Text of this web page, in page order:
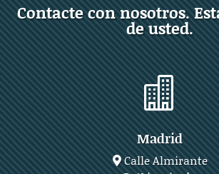
Contacte con nosotros.
de usted.

Madrid
Calle Almirante